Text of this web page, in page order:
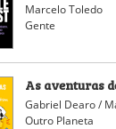
Marcelo Toledo
Gente
As aventuras
Gabriel Dearo /
Outro Planeta